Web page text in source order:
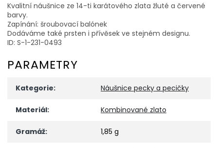
Kvalitní náušnice ze 14-ti karátového zlata žluté a červené
barvy.
Zapínání: šroubovací balónek
Dodáváme také prsten i přívěsek ve stejném designu.
ID: S-1-231-0493
PARAMETRY
Kategorie: Náušnice pecky a pecičky
Materiál: Kombinované zlato
Gramáž: 1,85 g